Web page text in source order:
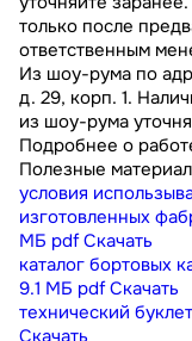
только после
ответственным
Из шоу-рума по
д. 29, корп. 1.
из шоу-рума
Подробнее о
Полезные
условия
изготовленных
МБ pdf Скачать
каталог бортовых
9.1 МБ pdf Скачать
технический